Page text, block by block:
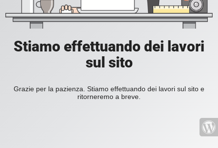
Stiamo effettuando dei lavori
sul sito
Grazie per la pazienza. Stiamo effettuando dei lavori sul sito e
ritorneremo a breve.